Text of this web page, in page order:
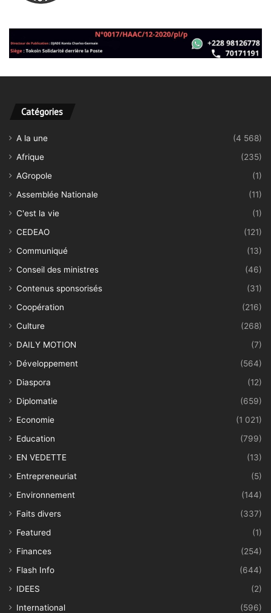
Catégories
A la une
(4 568)
Afrique
(235)
AGropole
(1)
Assemblée Nationale
(11)
C'est la vie
(1)
CEDEAO
(121)
Communiqué
(13)
Conseil des ministres
(46)
Contenus sponsorisés
(31)
Coopération
(216)
Culture
(268)
DAILY MOTION
(7)
Développement
(564)
Diaspora
(12)
Diplomatie
(659)
Economie
(1 021)
Education
(799)
EN VEDETTE
(13)
Entrepreneuriat
(5)
Environnement
(144)
Faits divers
(337)
Featured
(1)
Finances
(254)
Flash Info
(644)
IDEES
(2)
International
(596)